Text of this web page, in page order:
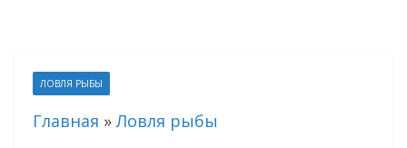
ЛОВЛЯ РЫБЫ
Главная »Ловля рыбы